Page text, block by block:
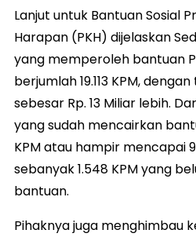
Lanjut untuk Bantuan Sosial
Harapan (PKH) dijelaskan
yang memperoleh bantuan
berjumlah 19.113 KPM,
sebesar Rp. 13 Miliar lebih.
yang sudah mencairkan
KPM atau hampir mencapai
sebanyak 1.548 KPM yang
bantuan.
Pihaknya juga menghimbau